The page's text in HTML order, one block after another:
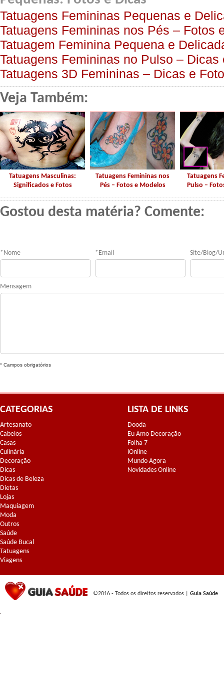
Tatuagens Femininas Pequenas e
Tatuagens Femininas nos Pés – Fotos
Tatuagem Feminina Pequena e
Tatuagens Femininas no Pulso – Dicas
Tatuagens 3D Femininas – Dicas e
Veja Também:
Tatuagens Masculinas:
Significados e Fotos
Tatuagens Femininas nos
Pés – Fotos e Modelos
Tatuagens
Pulso –
Gostou desta matéria? Comente:
* Nome * Email Site/Blog/
Mensagem
* Campos obrigatórios
CATEGORIAS
Artesanato
Cabelos
Casas
Culinária
Decoração
Dicas
Dicas de Beleza
Dietas
Lojas
Maquiagem
Moda
Outros
Saúde
Saúde Bucal
Tatuagens
Viagens
LISTA DE LINKS
Dooda
Eu Amo Decoração
Folha 7
iOnline
Mundo Agora
Novidades Online
©2016 - Todos os direitos reservados | Guia Saúde